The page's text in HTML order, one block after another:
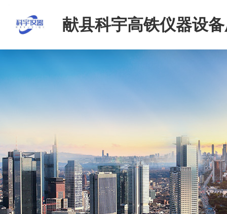
献县科宇高铁仪器设